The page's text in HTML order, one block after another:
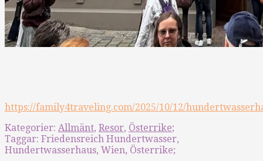
https://family4traveling.com/2025/10/12/
Kategorier: Allmänt, Resor, Österrike;
Taggar: Friedensreich Hundertwasser,
Hundertwasserhaus, Wien, Österrike;